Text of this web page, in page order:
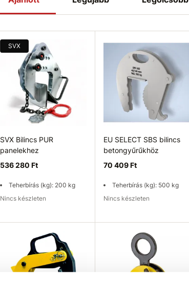
SVX
SVX Bilincs PUR
panelekhez
536 280 Ft
Teherbírás (kg): 200 kg
Nincs készleten
Elérhetőség ellenőrzése
EU SELECT SBS bilincs
betongyűrűkhöz
70 409 Ft
Teherbírás (kg): 500 kg
Nincs készleten
Elérhetőség ellenőrzése